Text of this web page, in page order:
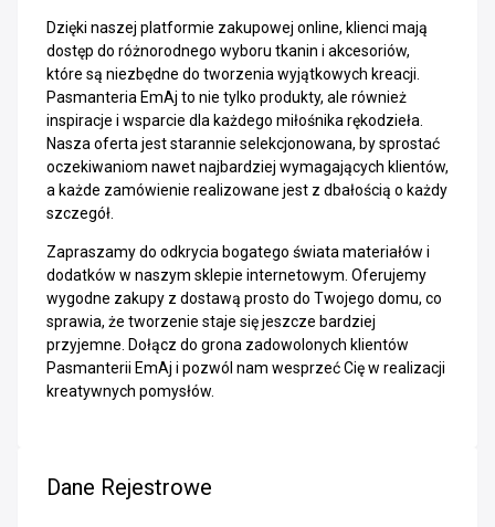
Dzięki naszej platformie zakupowej online, klienci mają
dostęp do różnorodnego wyboru tkanin i akcesoriów,
które są niezbędne do tworzenia wyjątkowych kreacji.
Pasmanteria EmAj to nie tylko produkty, ale również
inspiracje i wsparcie dla każdego miłośnika rękodzieła.
Nasza oferta jest starannie selekcjonowana, by sprostać
oczekiwaniom nawet najbardziej wymagających klientów,
a każde zamówienie realizowane jest z dbałością o każdy
szczegół.
Zapraszamy do odkrycia bogatego świata materiałów i
dodatków w naszym sklepie internetowym. Oferujemy
wygodne zakupy z dostawą prosto do Twojego domu, co
sprawia, że tworzenie staje się jeszcze bardziej
przyjemne. Dołącz do grona zadowolonych klientów
Pasmanterii EmAj i pozwól nam wesprzeć Cię w realizacji
kreatywnych pomysłów.
Dane Rejestrowe